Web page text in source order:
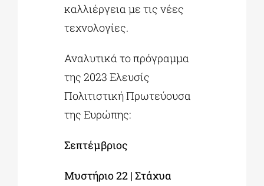
καλλιέργεια με τις νέες
τεχνολογίες.
Αναλυτικά το πρόγραμμα
της 2023 Ελευσίς
Πολιτιστική Πρωτεύουσα
της Ευρώπης:
Σεπτέμβριος
Μυστήριο 22 | Στάχυα